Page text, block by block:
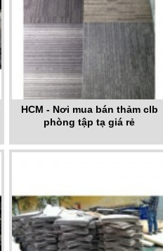
HCM - Nơi mua bán thảm clb
phòng tập tạ giá rẻ